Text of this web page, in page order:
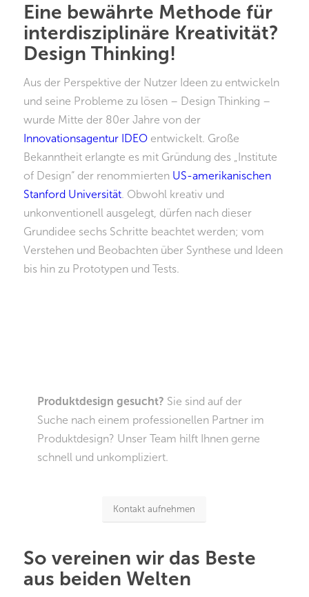
Eine bewährte Methode für
interdisziplinäre Kreativität?
Design Thinking!
Aus der Perspektive der Nutzer Ideen zu entwickeln
und seine Probleme zu lösen – Design Thinking –
wurde Mitte der 80er Jahre von der
Innovationsagentur IDEOentwickelt. Große
Bekanntheit erlangte es mit Gründung des „Institute
of Design“ der renommierten US-amerikanischen
Stanford Universität. Obwohl kreativ und
unkonventionell ausgelegt, dürfen nach dieser
Grundidee sechs Schritte beachtet werden; vom
Verstehen und Beobachten über Synthese und Ideen
bis hin zu Prototypen und Tests.
Produktdesign gesucht? Sie sind auf der
Suche nach einem professionellen Partner im
Produktdesign? Unser Team hilft Ihnen gerne
schnell und unkompliziert.
Kontakt aufnehmen
So vereinen wir das Beste
aus beiden Welten